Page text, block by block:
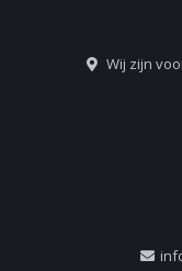
Wij zijn